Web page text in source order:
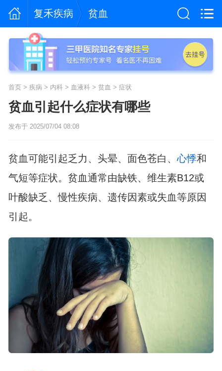
复禾疾病 贫血
首页> 疾病 > 内科> 血液科> 贫血 > 症状
贫血引起什么症状有哪些
发布于 2025/07/04 08:08
贫血可能引起乏力、头晕、面色苍白、心悸和
气短等症状。贫血通常由缺铁、维生素B12或
叶酸缺乏、慢性疾病、遗传因素或失血等原因
引起。